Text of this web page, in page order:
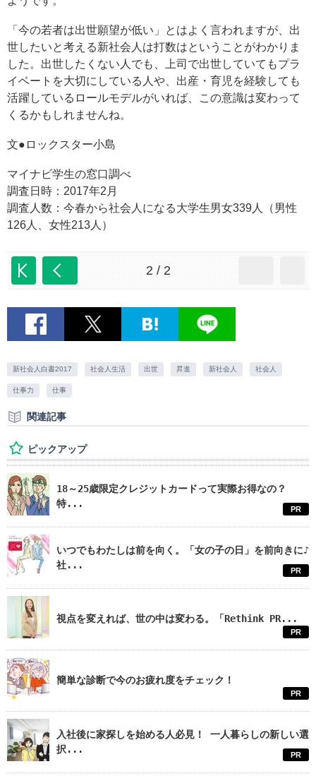
「今の若者は出世願望が低い」とはよく言われますが、出
世したいと考える新社会人は打数はということがわかりま
した。出世したくない人でも、上司で出世していてもプラ
イベートを大切にしている人や、出産・育児を経験しても
活躍しているロールモデルがいれば、この意識は変わって
くるかもしれませんね。
文●ロックスター小島
マイナビ学生の窓口調べ
調査日時：2017年2月
調査人数：今春から社会人になる大学生男女339人（男性
126人、女性213人）
2 / 2
新社会人白書2017 社会人生活 出世 昇進 新社会人 社会人
仕事力 仕事
関連記事
ピックアップ
18～25歳限定クレジットカードって実際お得なの？
特...
PR
いつでもわたしは前を向く。「女の子の日」を前向きに♪
社...
PR
視点を変えれば、世の中は変わる。「Rethink PR...
PR
簡単な診断で今のお疲れ度をチェック！
PR
入社後に家探しを始める人必見！ 一人暮らしの新しい選
択...
PR